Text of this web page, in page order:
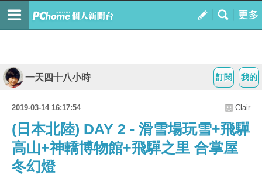
我的
訂閱
一天四十八小時
2019-03-14 16:17:54 Clair
(日本北陸) DAY 2 - 滑雪場玩雪+飛驒
高山+神轎博物館+飛驒之里 合掌屋
冬幻燈